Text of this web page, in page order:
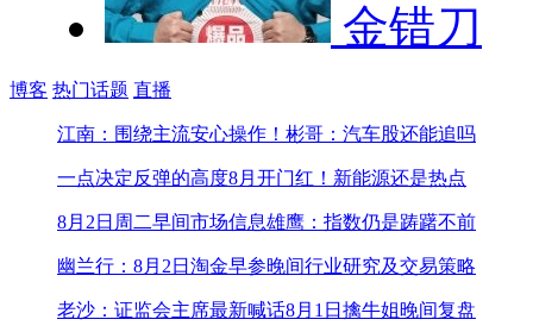
金错刀
博客 热门话题 直播
江南：围绕主流安心操作！ 彬哥：汽车股还能追吗
一点决定反弹的高度8月开门红！新能源还是热点
8月2日周二早间市场信息雄鹰：指数仍是踌躇不前
幽兰行：8月2日淘金早参晚间行业研究及交易策略
老沙：证监会主席最新喊话8月1日擒牛姐晚间复盘